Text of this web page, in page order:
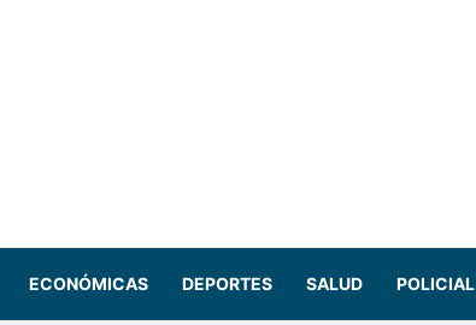
ECONÓMICAS DEPORTES SALUD POLICIAL